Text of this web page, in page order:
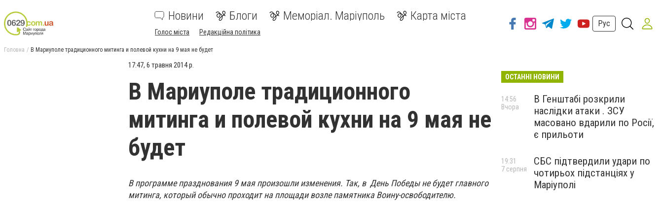
Новини Блоги Меморіал. Маріуполь Карта міста
Голос міста Редакційна політика
Рус
Головна В Мариуполе традиционного митинга и полевой кухни на 9 мая не будет
17:47, 6 травня 2014 р.
В Мариуполе традиционного
митинга и полевой кухни на 9 мая не
будет
В программе празднования 9 мая произошли изменения. Так, в День Победы не будет главного
митинга, который обычно проходит на площади возле памятника Воину-освободителю.
ОСТАННІ НОВИНИ
В Генштабі розкрили
наслідки атаки . ЗСУ
масовано вдарили по Росії,
є прильоти
14:56
Вчора
СБС підтвердили удари по
чотирьох підстанціях у
Маріуполі
19:31
7 серпня